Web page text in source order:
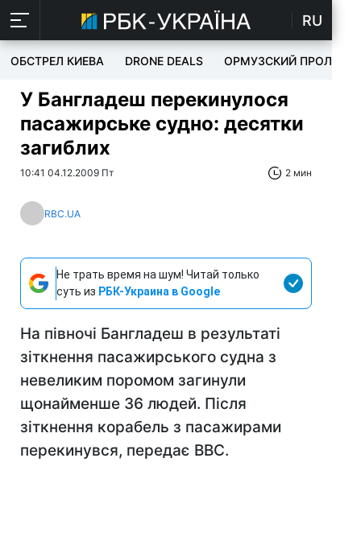
RU
ОБСТРЕЛ КИЕВА DRONE DEALS ОРМУЗСКИЙ ПРОЛИВ
У Бангладеш перекинулося
пасажирське судно: десятки
загиблих
10:41 04.12.2009 Пт 2 мин
RBC.UA
Не трать время на шум! Читай только
суть из РБК-Украина в Google
На півночі Бангладеш в результаті
зіткнення пасажирського судна з
невеликим поромом загинули
щонайменше 36 людей. Після
зіткнення корабель з пасажирами
перекинувся, передає ВВС.